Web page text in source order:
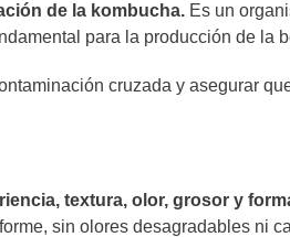
de la kombucha. Es un
para la producción de la
cruzada y asegurar
textura, olor, grosor y
sin olores desagradables ni